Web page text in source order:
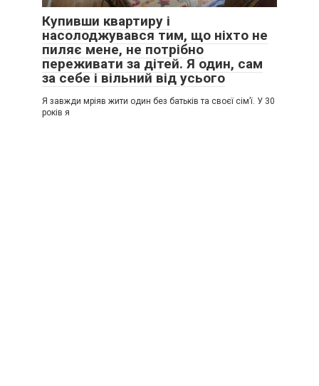
Купивши квартиру і
насолоджувався тим, що ніхто не
пиляє мене, не потрібно
переживати за дітей. Я один, сам
за себе і вільний від усього
Я завжди мріяв жити один без батьків та своєї сім’ї. У 30
років я